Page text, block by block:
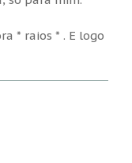
* raios * . E logo